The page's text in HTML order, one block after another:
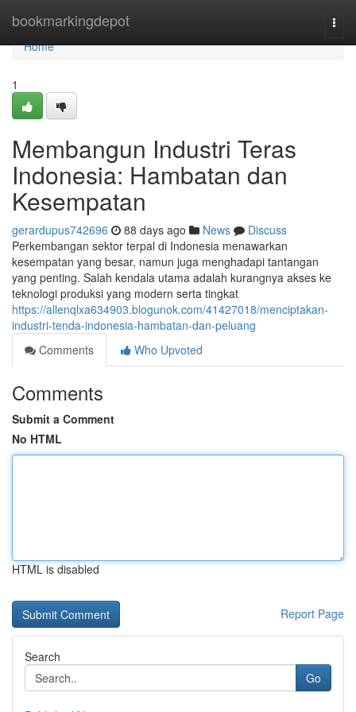
bookmarkingdepot
Home
Home
1
Membangun Industri Teras
Indonesia: Hambatan dan
Kesempatan
gerardupus742696 88 days ago News
Discuss
Perkembangan sektor terpal di Indonesia menawarkan
kesempatan yang besar, namun juga menghadapi tantangan
yang penting. Salah kendala utama adalah kurangnya akses ke
teknologi produksi yang modern serta tingkat
https://allenqlxa634903.blogunok.com/41427018/menciptakan-
industri-tenda-indonesia-hambatan-dan-peluang
Comments
Who Upvoted
Comments
Submit a Comment
No HTML
HTML is disabled
Report Page
Search
Go